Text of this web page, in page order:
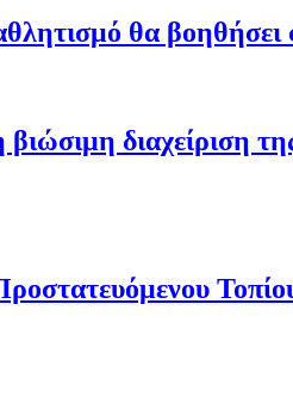
θα βοηθήσει
διαχείριση